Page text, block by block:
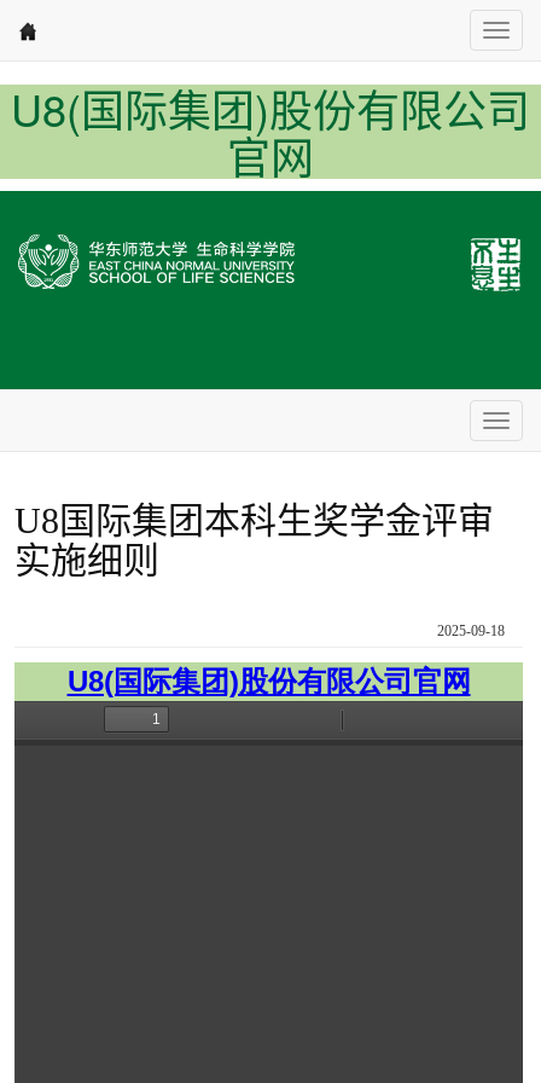
U8(国际集团)股份有限公司
官网
Nav1
Nav2
U8国际集团本科生奖学金评审
实施细则
2025-09-18